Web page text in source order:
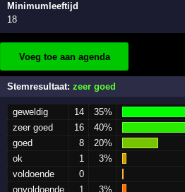
Minimumleeftijd
18
Voeg toe aan agenda
Stemresultaat:zeer goed
geweldig 14
35%
zeer goed
16
40%
goed
8
20%
ok
1
3%
voldoende
0
onvoldoende
1
3%